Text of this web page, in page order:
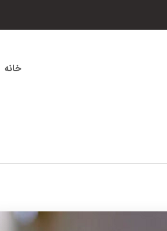
خانه